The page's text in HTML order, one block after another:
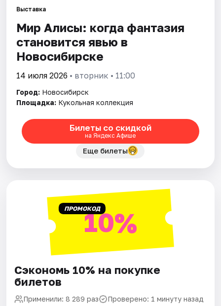
Города
Площадки
Артисты
Рейтинги
Выставка
Мир Алисы: когда фантазия
становится явью в
Новосибирске
14 июля 2026 • вторник • 11:00
Город: Новосибирск
Площадка: Кукольная коллекция
Билеты со скидкой
на Яндекс Афише
Еще билеты
ПРОМОКОД10%
Сэкономь 10% на покупке
билетов
Применили: 8 289 раз Проверено: 1 минуту назад